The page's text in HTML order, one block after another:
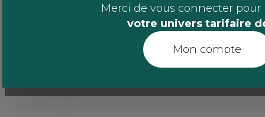
Merci de vous connecter pour
votre univers tarifaire
Mon compte